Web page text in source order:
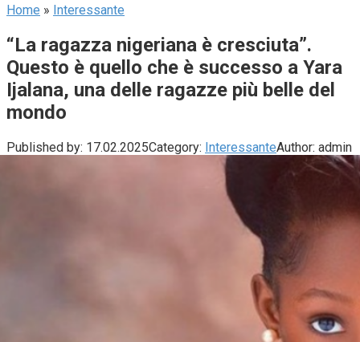
Home » Interessante
“La ragazza nigeriana è cresciuta”.
Questo è quello che è successo a Yara
Ijalana, una delle ragazze più belle del
mondo
Published by: 17.02.2025Category: InteressanteAuthor: admin